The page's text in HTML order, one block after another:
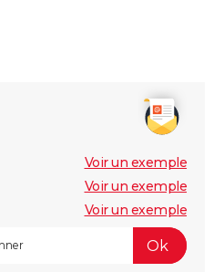
Voir un exemple
Voir un exemple
Voir un exemple